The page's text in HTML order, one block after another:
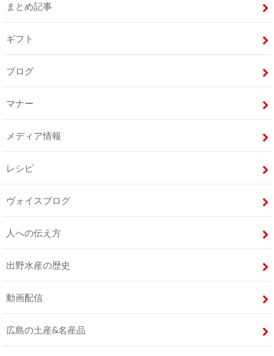
まとめ記事
ギフト
ブログ
マナー
メディア情報
レシピ
ヴォイスブログ
人への伝え方
出野水産の歴史
動画配信
広島の土産&名産品